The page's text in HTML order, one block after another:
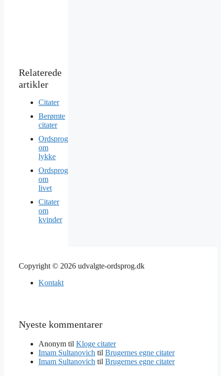
Citater
Berømte
citater
Ordsprog
om
lykke
Ordsprog
om
livet
Citater
om
kvinder
Copyright © 2026 udvalgte-ordsprog.dk
Kontakt
Nyeste kommentarer
Anonym til Kloge citater
Imam Sultanovich til Brugernes egne citater
Imam Sultanovich til Brugernes egne citater